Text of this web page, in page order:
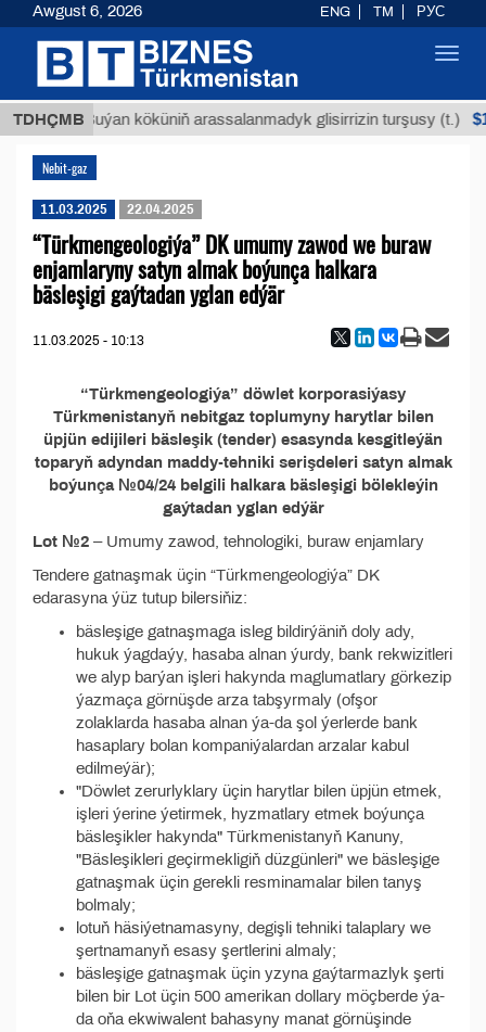
TDHÇMBBuýan köküniň arassalanmadyk glisirrizin turşusy (t.)
Nebit-gaz
11.03.2025 22.04.2025
“Türkmengeologiýa” DK umumy zawod we buraw
enjamlaryny satyn almak boýunça halkara
bäsleşigi gaýtadan yglan edýär
11.03.2025 - 10:13
“Türkmengeologiýa” döwlet korporasiýasy
Türkmenistanyň nebitgaz toplumyny harytlar bilen
üpjün edijileri bäsleşik (tender) esasynda kesgitleýän
toparyň adyndan maddy-tehniki serişdeleri satyn almak
boýunça №04/24 belgili halkara bäsleşigi bölekleýin
gaýtadan yglan edýär
Lot №2 – Umumy zawod, tehnologiki, buraw enjamlary
Tendere gatnaşmak üçin “Türkmengeologiýa” DK
edarasyna ýüz tutup bilersiňiz:
bäsleşige gatnaşmaga isleg bildirýäniň doly ady,
hukuk ýagdaýy, hasaba alnan ýurdy, bank rekwizitleri
we alyp barýan işleri hakynda maglumatlary görkezip
ýazmaça görnüşde arza tabşyrmaly (ofşor
zolaklarda hasaba alnan ýa-da şol ýerlerde bank
hasaplary bolan kompaniýalardan arzalar kabul
edilmeýär);
"Döwlet zerurlyklary üçin harytlar bilen üpjün etmek,
işleri ýerine ýetirmek, hyzmatlary etmek boýunça
bäsleşikler hakynda" Türkmenistanyň Kanuny,
"Bäsleşikleri geçirmekligiň düzgünleri" we bäsleşige
gatnaşmak üçin gerekli resminamalar bilen tanyş
bolmaly;
lotuň häsiýetnamasyny, degişli tehniki talaplary we
şertnamanyň esasy şertlerini almaly;
bäsleşige gatnaşmak üçin yzyna gaýtarmazlyk şerti
bilen bir Lot üçin 500 amerikan dollary möçberde ýa-
da oňa ekwiwalent bahasyny manat görnüşinde
Awgust 6, 2026 ENG TM РУС